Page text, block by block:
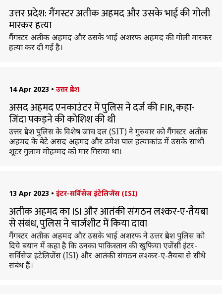
उत्तर प्रदेश: गैंगस्टर अतीक अहमद और उसके भाई की गोली
मारकर हत्या
गैंगस्टर अतीक अहमद और उसके भाई अशरफ अहमद की गोली मारकर
हत्या कर दी गई है।
14 Apr 2023 • उत्तर प्रदेश
असद अहमद एनकाउंटर में पुलिस ने दर्ज की FIR, कहा-
जिंदा पकड़ने की कोशिश की थी
उत्तर प्रदेश पुलिस के विशेष जांच दल (SIT) ने गुरुवार को गैंगस्टर अतीक
अहमद के बेटे असद अहमद और उमेश पाल हत्याकांड में उसके साथी
शूटर गुलाम मोहम्मद को मार गिराया था।
13 Apr 2023 • इंटर-सर्विसेज इंटेलिजेंस (ISI)
अतीक अहमद का ISI और आतंकी संगठन लश्कर-ए-तैयबा
से संबंध, पुलिस ने चार्जशीट में किया दावा
गैंगस्टर अतीक अहमद और उसके भाई अशरफ ने उत्तर प्रदेश पुलिस को
दिये बयान में कहा है कि उनका पाकिस्तान की खुफिया एजेंसी इंटर-
सर्विसेज इंटेलिजेंस (ISI) और आतंकी संगठन लश्कर-ए-तैयबा से सीधे
संबंध हैं।